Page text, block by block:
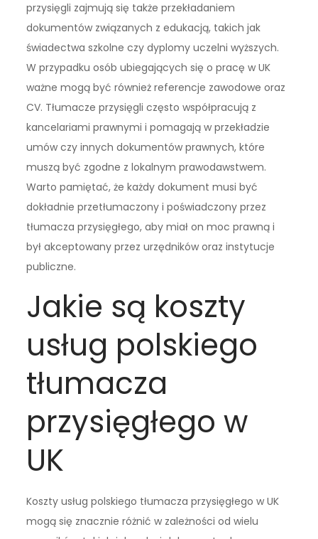
przysięgli zajmują się także przekładaniem
dokumentów związanych z edukacją, takich jak
świadectwa szkolne czy dyplomy uczelni wyższych.
W przypadku osób ubiegających się o pracę w UK
ważne mogą być również referencje zawodowe oraz
CV. Tłumacze przysięgli często współpracują z
kancelariami prawnymi i pomagają w przekładzie
umów czy innych dokumentów prawnych, które
muszą być zgodne z lokalnym prawodawstwem.
Warto pamiętać, że każdy dokument musi być
dokładnie przetłumaczony i poświadczony przez
tłumacza przysięgłego, aby miał on moc prawną i
był akceptowany przez urzędników oraz instytucje
publiczne.
Jakie są koszty
usług polskiego
tłumacza
przysięgłego w
UK
Koszty usług polskiego tłumacza przysięgłego w UK
mogą się znacznie różnić w zależności od wielu